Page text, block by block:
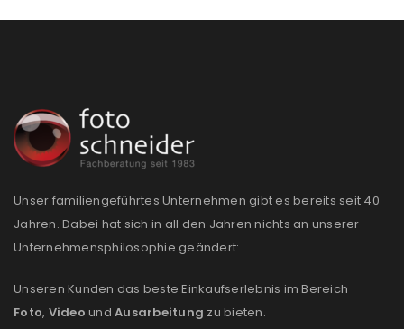
akzeptiere dieDatenschutzerklärung. *
Unser familiengeführtes Unternehmen gibt es bereits seit 40
Jahren. Dabei hat sich in all den Jahren nichts an unserer
Unternehmensphilosophie geändert:
Unseren Kunden das beste Einkaufserlebnis im Bereich
Foto, Video und Ausarbeitung zu bieten.